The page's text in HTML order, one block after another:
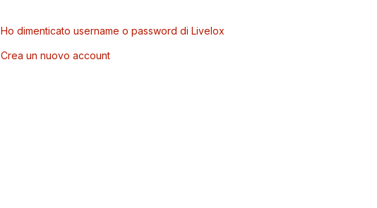
Ho dimenticato username o password di Livelox
Crea un nuovo account